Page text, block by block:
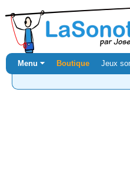
Menu ⏷ Boutique Jeux